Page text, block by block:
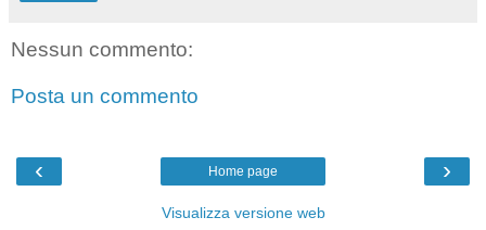
Nessun commento:
Posta un commento
‹ ›
Home page
Visualizza versione web